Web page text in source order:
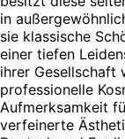
in
sie klassische
einer tiefen
ihrer Gesellschaft
professionelle
Aufmerksamkeit
verfeinerte